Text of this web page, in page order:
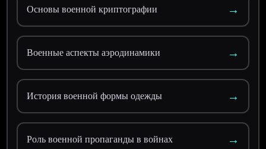
Основы военной криптографии →
Военные аспекты аэродинамики →
История военной формы одежды →
Роль военной пропаганды в войнах →